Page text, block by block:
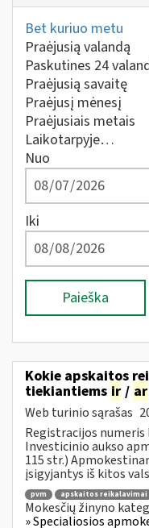
Bet kuriuo metu
Praėjusią valandą
Paskutines 24
Praėjusią savaitę
Praėjusį mėnesį
Praėjusiais metais
Laikotarpyje…
Nuo
Iki
Paieška
Kokie apskaitos
tiekiantiems ir / ar
Web turinio sąrašas
Registracijos numeris
Investicinio aukso
115 str.)
įsigyjantys iš kitos
pvm apskaitos reikalavimai
Mokesčių žinyno
» Specialiosios